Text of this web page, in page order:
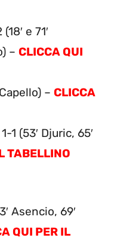
(18′ e 71′
– CLICCA QUI
– CLICCA
1-1 (53′ Djuric, 65′
TABELLINO
Asencio, 69′
QUI PER IL